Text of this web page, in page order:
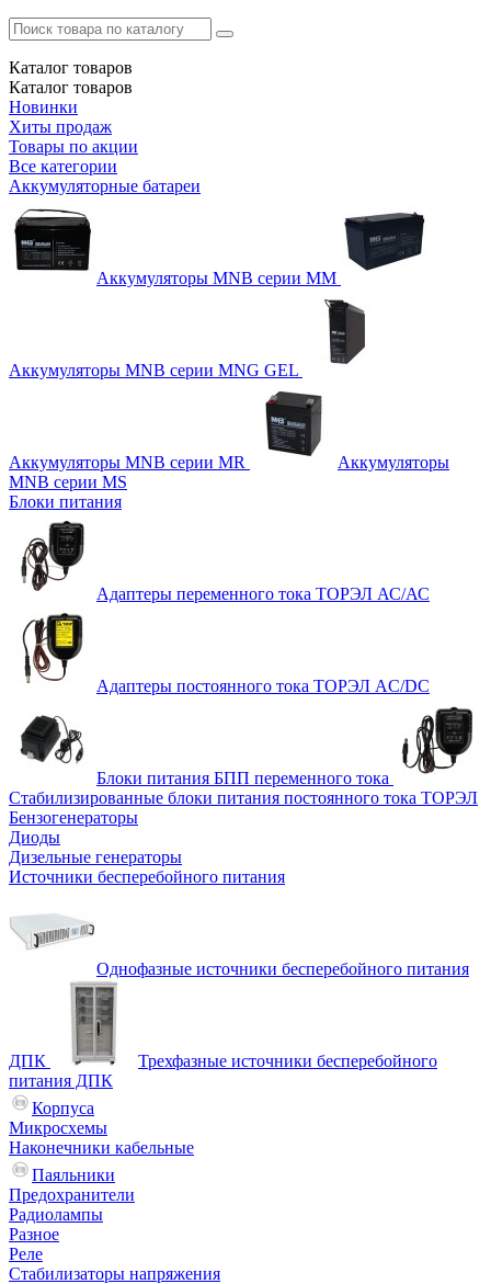
Каталог товаров
Каталог товаров
Новинки
Хиты продаж
Товары по акции
Все категории
Аккумуляторные батареи
Аккумуляторы MNB серии MM
Аккумуляторы MNB серии MNG GEL
Аккумуляторы MNB серии MR
Аккумуляторы
MNB серии MS
Блоки питания
Адаптеры переменного тока ТОРЭЛ АС/АС
Адаптеры постоянного тока ТОРЭЛ AC/DC
Блоки питания БПП переменного тока
Стабилизированные блоки питания постоянного тока ТОРЭЛ
Бензогенераторы
Диоды
Дизельные генераторы
Источники бесперебойного питания
Однофазные источники бесперебойного питания
ДПК
Трехфазные источники бесперебойного
питания ДПК
Корпуса
Микросхемы
Наконечники кабельные
Паяльники
Предохранители
Радиолампы
Разное
Реле
Стабилизаторы напряжения